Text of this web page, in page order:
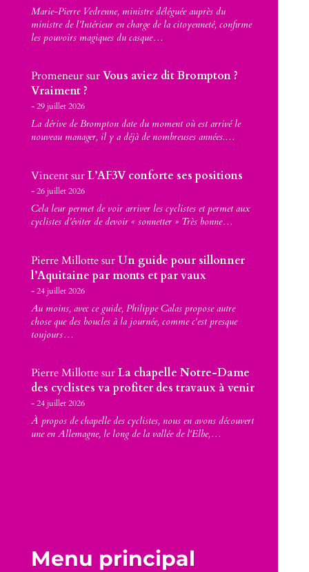
Marie-Pierre Vedrenne, ministre déléguée auprès du
ministre de l’Intérieur en charge de la citoyenneté, confirme
les pouvoirs magiques du casque…
PromeneursurVous aviez dit Brompton ?
Vraiment ?
29 juillet 2026
La dérive de Brompton date du moment où est arrivé le
nouveau manager, il y a déjà de nombreuses années.…
VincentsurL’AF3V conforte ses positions
26 juillet 2026
Cela leur permet de voir arriver les cyclistes et permet aux
cyclistes d’éviter de devoir « sonnetter » Très bonne…
Pierre MillottesurUn guide pour sillonner
l’Aquitaine par monts et par vaux
24 juillet 2026
Au moins, avec ce guide, Philippe Calas propose autre
chose que des boucles à la journée, comme c'est presque
toujours…
Pierre MillottesurLa chapelle Notre-Dame
des cyclistes va profiter des travaux à venir
24 juillet 2026
À propos de chapelle des cyclistes, nous en avons découvert
une en Allemagne, le long de la vallée de l'Elbe,…
Menu principal